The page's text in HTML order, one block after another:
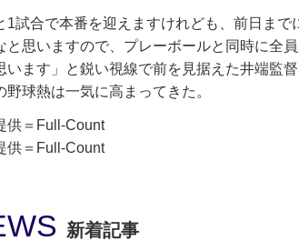
1試合で本番を迎えますけれども、前日ま
と思いますので、プレーボールと同時に全
います」と鋭い視線で前を見据えた井端監
野球熱は一気に高まってきた。
供＝Full-Count
供＝Full-Count
新着記事